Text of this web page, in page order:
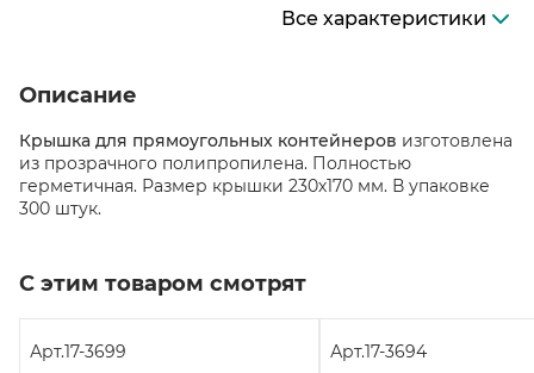
Все характеристики
Описание
Крышка для прямоугольных контейнеров изготовлена
из прозрачного полипропилена. Полностью
герметичная. Размер крышки 230х170 мм. В упаковке
300 штук.
С этим товаром смотрят
Арт.17-3699 Арт.17-3694